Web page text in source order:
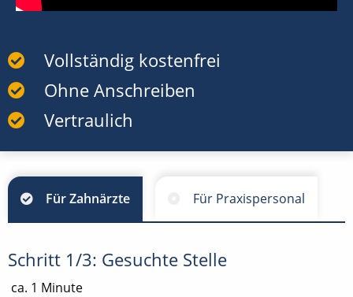
Vollständig kostenfrei
Ohne Anschreiben
Vertraulich
Für Zahnärzte Für Praxispersonal
Schritt 1/3: Gesuchte Stelle
ca. 1 Minute